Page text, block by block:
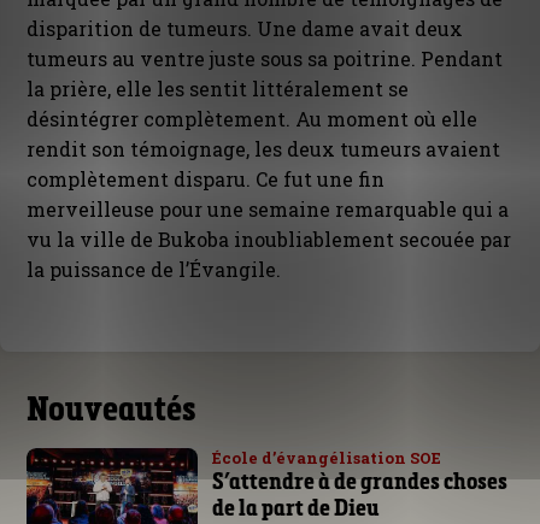
disparition de tumeurs. Une dame avait deux
tumeurs au ventre juste sous sa poitrine. Pendant
la prière, elle les sentit littéralement se
désintégrer complètement. Au moment où elle
rendit son témoignage, les deux tumeurs avaient
complètement disparu. Ce fut une fin
merveilleuse pour une semaine remarquable qui a
vu la ville de Bukoba inoubliablement secouée par
la puissance de l’Évangile.
Nouveautés
École d’évangélisation SOE
S’attendre à de grandes choses
de la part de Dieu